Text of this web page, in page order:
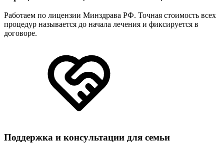
Работаем по лицензии Минздрава РФ. Точная стоимость всех
процедур называется до начала лечения и фиксируется в
договоре.
Поддержка и консультации для семьи